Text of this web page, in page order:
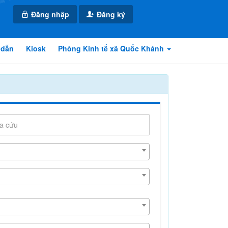
Đăng nhập Đăng ký
Kiosk Phòng Kinh tế xã Quốc Khánh